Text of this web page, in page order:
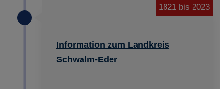
Information zum Landkreis
Schwalm-Eder
1821 bis 2023